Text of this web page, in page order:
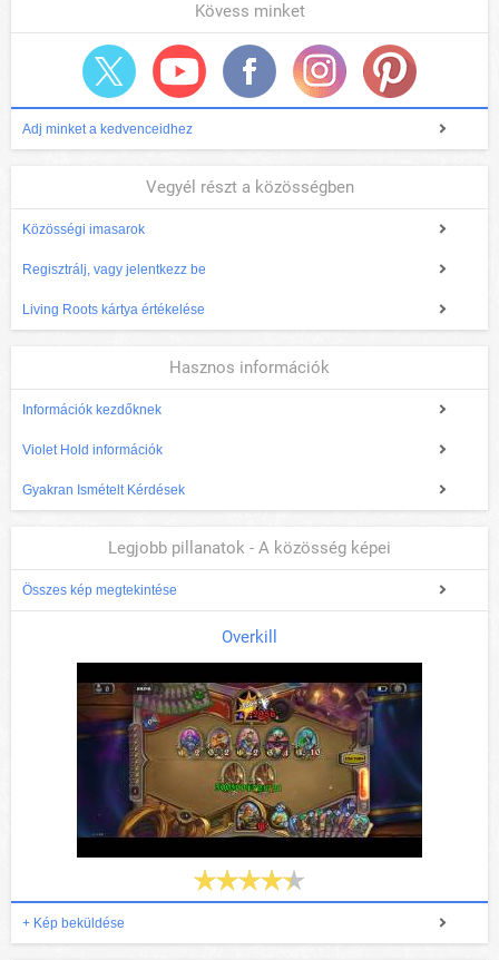
Kövess minket
Adj minket a kedvenceidhez
Vegyél részt a közösségben
Közösségi imasarok
Regisztrálj, vagy jelentkezz be
Living Roots kártya értékelése
Hasznos információk
Információk kezdőknek
Violet Hold információk
Gyakran Ismételt Kérdések
Legjobb pillanatok - A közösség képei
Összes kép megtekintése
Overkill
+ Kép beküldése